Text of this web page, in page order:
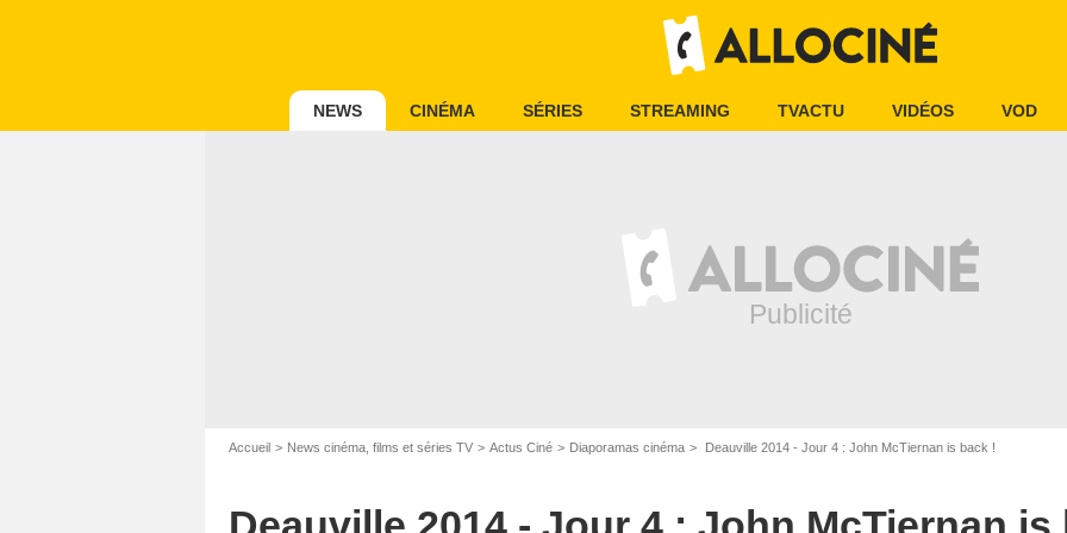
NEWS CINÉMA SÉRIES STREAMING TVACTU VIDÉOS VOD
Accueil News cinéma, films et séries TV Actus Ciné Diaporamas cinéma Deauville 2014 - Jour 4 : John McTiernan is back !